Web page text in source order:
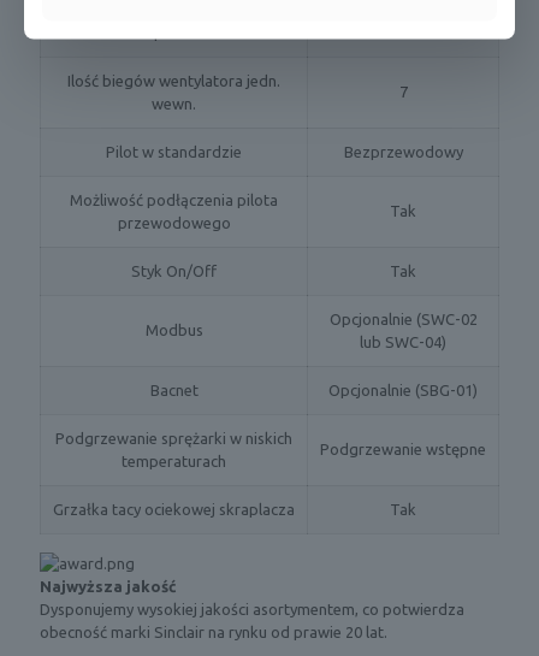
Ilość biegów wentylatora jedn.
wewn.
7
Pilot w standardzie Bezprzewodowy
Możliwość podłączenia pilota
przewodowego
Tak
Styk On/Off Tak
Modbus
Opcjonalnie (SWC-02
lub SWC-04)
Bacnet Opcjonalnie (SBG-01)
Podgrzewanie sprężarki w niskich
temperaturach
Podgrzewanie wstępne
Grzałka tacy ociekowej skraplacza Tak
Najwyższa jakość
Dysponujemy wysokiej jakości asortymentem, co potwierdza
obecność marki Sinclair na rynku od prawie 20 lat.